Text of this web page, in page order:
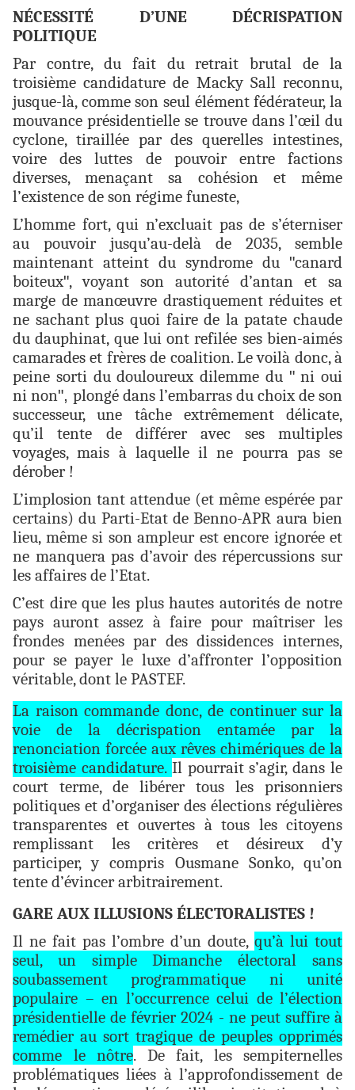
NÉCESSITÉ D’UNE DÉCRISPATION
POLITIQUE
Par contre, du fait du retrait brutal de la
troisième candidature de Macky Sall reconnu,
jusque-là, comme son seul élément fédérateur, la
mouvance présidentielle se trouve dans l’œil du
cyclone, tiraillée par des querelles intestines,
voire des luttes de pouvoir entre factions
diverses, menaçant sa cohésion et même
l’existence de son régime funeste,
L’homme fort, qui n’excluait pas de s’éterniser
au pouvoir jusqu’au-delà de 2035, semble
maintenant atteint du syndrome du "canard
boiteux", voyant son autorité d’antan et sa
marge de manœuvre drastiquement réduites et
ne sachant plus quoi faire de la patate chaude
du dauphinat, que lui ont refilée ses bien-aimés
camarades et frères de coalition. Le voilà donc, à
peine sorti du douloureux dilemme du "ni oui
ni non", plongé dans l’embarras du choix de son
successeur, une tâche extrêmement délicate,
qu’il tente de différer avec ses multiples
voyages, mais à laquelle il ne pourra pas se
dérober !
L’implosion tant attendue (et même espérée par
certains) du Parti-Etat de Benno-APR aura bien
lieu, même si son ampleur est encore ignorée et
ne manquera pas d’avoir des répercussions sur
les affaires de l’Etat.
C’est dire que les plus hautes autorités de notre
pays auront assez à faire pour maîtriser les
frondes menées par des dissidences internes,
pour se payer le luxe d’affronter l’opposition
véritable, dont le PASTEF.
La raison commande donc, de continuer sur la
voie de la décrispation entamée par la
renonciation forcée aux rêves chimériques de la
troisième candidature. Il pourrait s’agir, dans le
court terme, de libérer tous les prisonniers
politiques et d’organiser des élections régulières
transparentes et ouvertes à tous les citoyens
remplissant les critères et désireux d’y
participer, y compris Ousmane Sonko, qu’on
tente d’évincer arbitrairement.
GARE AUX ILLUSIONS ÉLECTORALISTES !
Il ne fait pas l’ombre d’un doute, qu’à lui tout
seul, un simple Dimanche électoral sans
soubassement programmatique ni unité
populaire – en l’occurrence celui de l’élection
présidentielle de février 2024 - ne peut suffire à
remédier au sort tragique de peuples opprimés
comme le nôtre. De fait, les sempiternelles
problématiques liées à l’approfondissement de